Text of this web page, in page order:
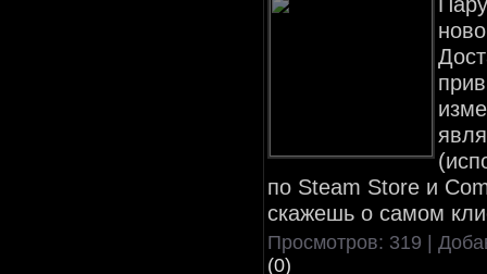
по Steam Store и
скажешь о самом
Просмотров: 319 |
(0)